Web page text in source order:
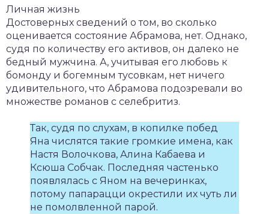
Личная жизнь
Достоверных сведений о том, во сколько
оценивается состояние Абрамова, нет. Однако,
судя по количеству его активов, он далеко не
бедный мужчина. А, учитывая его любовь к
бомонду и богемным тусовкам, нет ничего
удивительного, что Абрамова подозревали во
множестве романов с селебритиз.
Так, судя по слухам, в копилке побед
Яна числятся такие громкие имена, как
Настя Волочкова, Алина Кабаева и
Ксюша Собчак. Последняя частенько
появлялась с Яном на вечеринках,
потому папарацци окрестили их чуть ли
не помолвленной парой.